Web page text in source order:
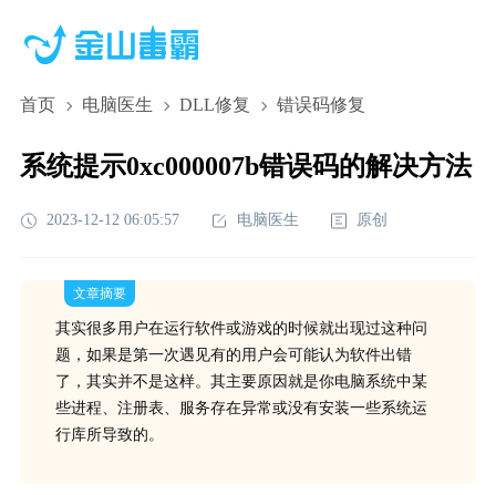
首页 电脑医生 DLL修复 错误码修复
系统提示0xc000007b错误码的解决方法
2023-12-12 06:05:57 电脑医生 原创
文章摘要
其实很多用户在运行软件或游戏的时候就出现过这种问
题，如果是第一次遇见有的用户会可能认为软件出错
了，其实并不是这样。其主要原因就是你电脑系统中某
些进程、注册表、服务存在异常或没有安装一些系统运
行库所导致的。